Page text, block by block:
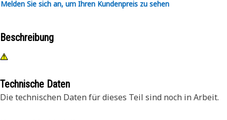
Melden Sie sich an, um Ihren Kundenpreis zu sehen
Beschreibung
Technische Daten
Die technischen Daten für dieses Teil sind noch in Arbeit.